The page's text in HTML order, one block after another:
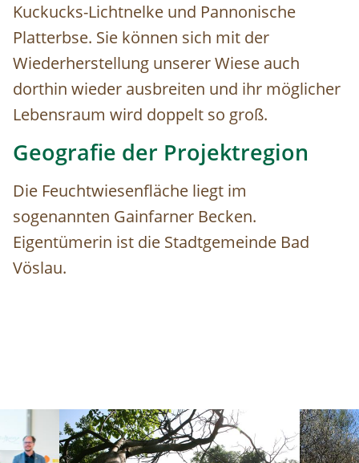
Kuckucks-Lichtnelke und Pannonische
Platterbse. Sie können sich mit der
Wiederherstellung unserer Wiese auch
dorthin wieder ausbreiten und ihr möglicher
Lebensraum wird doppelt so groß.
Geografie der Projektregion
Die Feuchtwiesenfläche liegt im
sogenannten Gainfarner Becken.
Eigentümerin ist die Stadtgemeinde Bad
Vöslau.
Image Image